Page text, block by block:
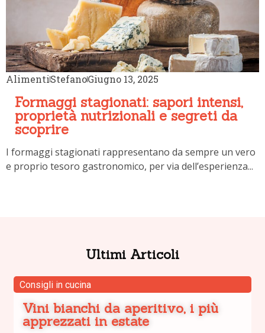
AlimentiStefanoGiugno 13, 2025
Formaggi stagionati: sapori intensi,
proprietà nutrizionali e segreti da
scoprire
I formaggi stagionati rappresentano da sempre un vero
e proprio tesoro gastronomico, per via dell’esperienza...
Ultimi Articoli
Consigli in cucina
Vini bianchi da aperitivo, i più
apprezzati in estate